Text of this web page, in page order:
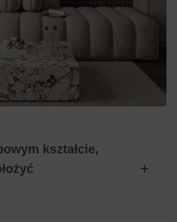
kształcie,